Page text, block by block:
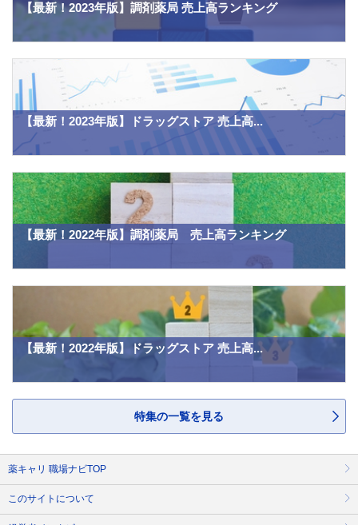
【最新！2023年版】調剤薬局 売上高ランキング
【最新！2023年版】ドラッグストア 売上高...
【最新！2022年版】調剤薬局 売上高ランキング
【最新！2022年版】ドラッグストア 売上高...
特集の一覧を見る
薬キャリ 職場ナビTOP
このサイトについて